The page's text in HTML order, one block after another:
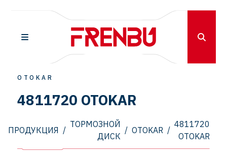
OTOKAR
4811720 OTOKAR
ПРОДУКЦИЯ /
ТОРМОЗНОЙ
ДИСК
/ OTOKAR /
4811720
OTOKAR